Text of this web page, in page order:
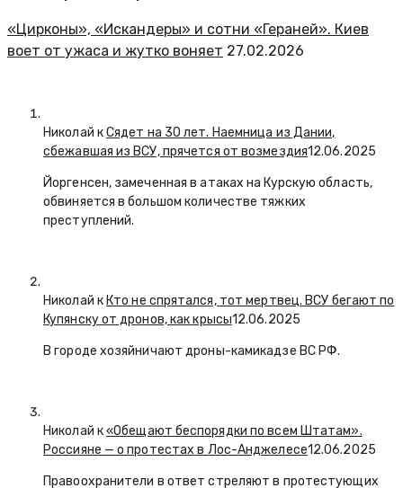
«Цирконы», «Искандеры» и сотни «Гераней». Киев
воет от ужаса и жутко воняет 27.02.2026
Николай кСядет на 30 лет. Наемница из Дании,
сбежавшая из ВСУ, прячется от возмездия12.06.2025
Йоргенсен, замеченная в атаках на Курскую область,
обвиняется в большом количестве тяжких
преступлений.
Николай к Кто не спрятался, тот мертвец. ВСУ бегают по
Купянску от дронов, как крысы12.06.2025
В городе хозяйничают дроны-камикадзе ВС РФ.
Николай к«Обещают беспорядки по всем Штатам».
Россияне — о протестах в Лос-Анджелесе12.06.2025
Правоохранители в ответ стреляют в протестующих